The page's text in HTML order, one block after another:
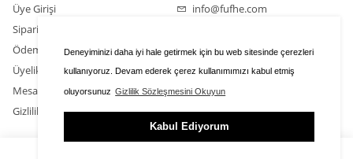
Deneyiminizi daha iyi hale getirmek için bu web sitesinde çerezleri
kullanıyoruz. Devam ederek çerez kullanımımızı kabul etmiş
oluyorsunuz Gizlilik Sözleşmesini Okuyun
Kabul Ediyorum
Üye Girişi
Sipariş Takip
Ödeme Bildirimi Yapın
Üyelik Sözleşmesi
Mesafeli Satış Sözleşmesi
Gizlilik Sözleşmesi
info@fufhe.com